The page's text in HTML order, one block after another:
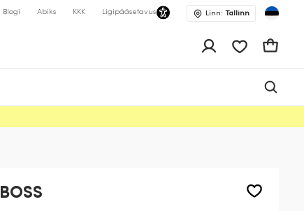
Blogi Abiks KKK Ligipääsetavus Linn: Tallinn
BOSS